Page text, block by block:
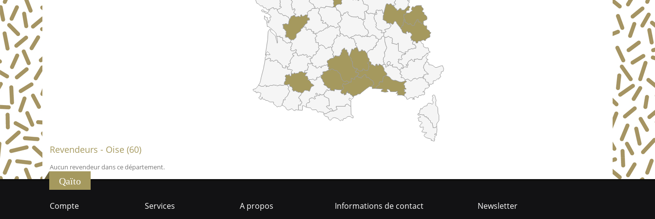
Revendeurs - Oise (60)
Aucun revendeur dans ce département.
Qaïto
Compte Services A propos Informations de contact Newsletter